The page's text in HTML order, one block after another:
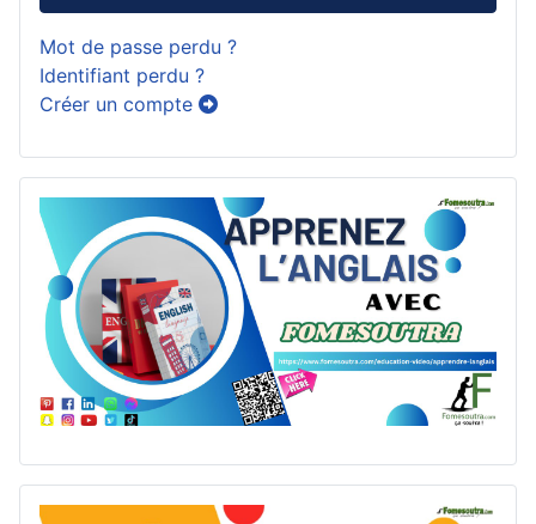
Mot de passe perdu ?
Identifiant perdu ?
Créer un compte